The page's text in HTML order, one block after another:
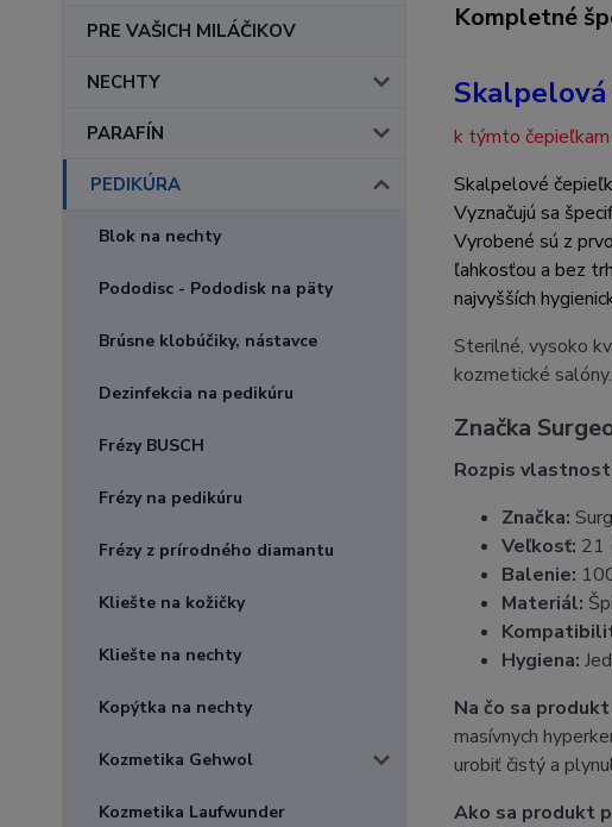
PRE VAŠICH MILÁČIKOV
NECHTY
PARAFÍN
PEDIKÚRA
Blok na nechty
Pododisc - Pododisk na päty
Brúsne klobúčiky, nástavce
Dezinfekcia na pedikúru
Frézy BUSCH
Frézy na pedikúru
Frézy z prírodného diamantu
Kliešte na kožičky
Kliešte na nechty
Kopýtka na nechty
Kozmetika Gehwol
Kozmetika Laufwunder
Kompletné
k týmto čepieľkam
Skalpelové
Vyznačujú sa
Vyrobené sú z
ľahkosťou a bez
najvyšších
Sterilné, vysoko
kozmetické salóny.
Značka
Rozpis
Značka:
Veľkosť: 21
Balenie:
Materiál:
Hygiena:
Na čo sa
masívnych
urobiť čistý a
Ako sa produkt